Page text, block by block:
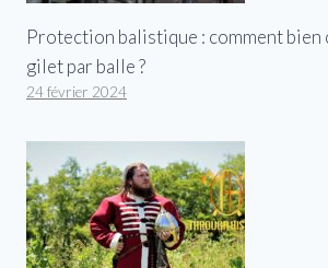
Protection balistique : comment
gilet par balle ?
24 février 2024